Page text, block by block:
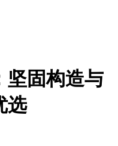
坚固构造与
选